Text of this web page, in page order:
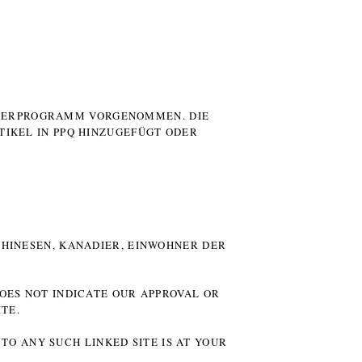
VORGENOMMEN. DIE
IN PPQ HINZUGEFÜGT ODER
KANADIER, EINWOHNER DER P
NOT INDICATE OUR APPROVAL OR
ANY SUCH LINKED SITE IS AT YOUR